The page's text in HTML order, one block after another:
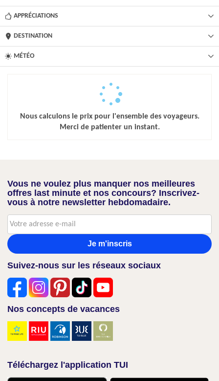
APPRÉCIATIONS
DESTINATION
MÉTÉO
Nous calculons le prix pour l'ensemble des voyageurs.
Merci de patienter un instant.
Vous ne voulez plus manquer nos meilleures
offres last minute et nos concours? Inscrivez-
vous à notre newsletter hebdomadaire.
Je m'inscris
Suivez-nous sur les réseaux sociaux
Nos concepts de vacances
Téléchargez l'application TUI